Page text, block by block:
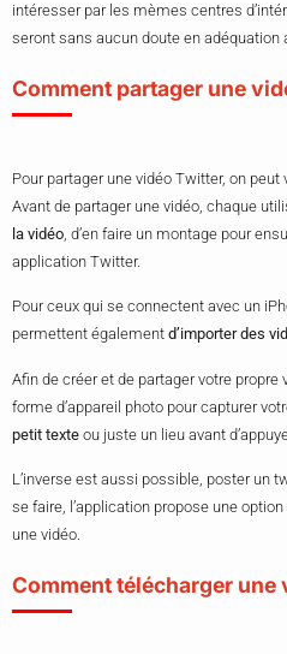
intéresser par les mèmes centres
seront sans aucun doute en adéquation
Comment partager une
Pour partager une vidéo Twitter, on
Avant de partager une vidéo, chaque
la vidéo, d’en faire un montage pour
application Twitter.
Pour ceux qui se connectent avec un
permettent également d’importer des
Afin de créer et de partager votre propre
forme d’appareil photo pour capturer
petit texte ou juste un lieu avant
L’inverse est aussi possible, poster un
se faire, l’application propose une option
une vidéo.
Comment télécharger une